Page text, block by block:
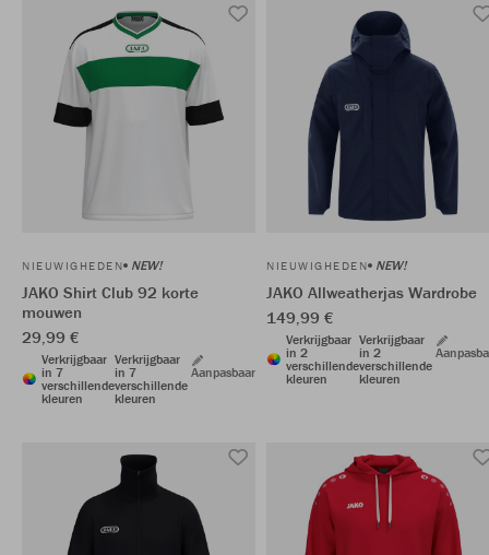
NIEUWIGHEDEN NEW!
JAKO Shirt Club 92 korte
mouwen
29,99 €
Verkrijgbaar
in 7
verschillende
kleuren
Verkrijgbaar
in 7
verschillende
kleuren
Aanpasbaar
NIEUWIGHEDEN NEW!
JAKO Allweatherjas Wardrobe
149,99 €
Verkrijgbaar
in 2
verschillende
kleuren
Verkrijgbaar
in 2
verschillende
kleuren